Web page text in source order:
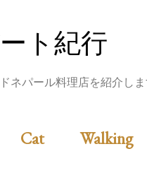
ト紀行
ネパール料理店を紹介し
Cat